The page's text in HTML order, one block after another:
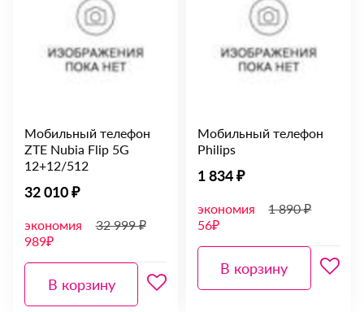
Мобильный телефон
ZTE Nubia Flip 5G
12+12/512
32 010 ₽
экономия
989₽
32 999 ₽
В корзину
Мобильный телефон
Philips
1 834 ₽
экономия
56₽
1 890 ₽
В корзину